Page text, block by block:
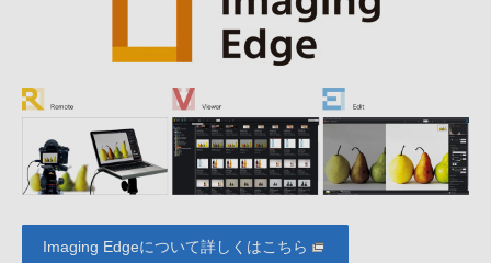
Imaging Edgeについて詳しくはこちら